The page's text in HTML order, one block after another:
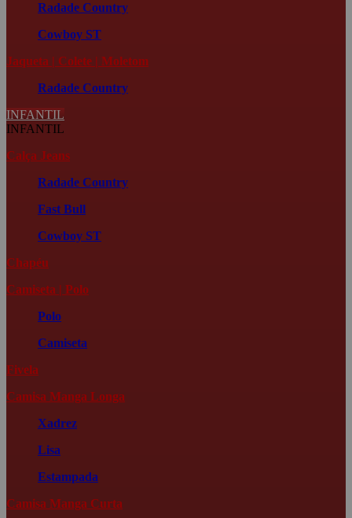
Radade Country
Cowboy ST
Jaqueta | Colete | Moletom
Radade Country
INFANTIL
INFANTIL
Calça Jeans
Radade Country
Fast Bull
Cowboy ST
Chapéu
Camiseta | Polo
Polo
Camiseta
Fivela
Camisa Manga Longa
Xadrez
Lisa
Estampada
Camisa Manga Curta